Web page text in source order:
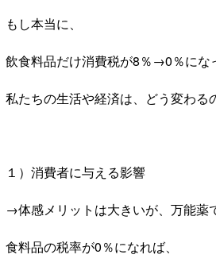
もし本当に、
飲食料品だけ消費税が8％→0％にな
私たちの生活や経済は、どう変わる
１）消費者に与える影響
→体感メリットは大きいが、万能薬
食料品の税率が0％になれば、